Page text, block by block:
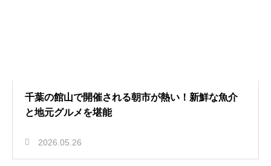
千葉の館山で開催される朝市が熱い！新鮮な魚介
と地元グルメを堪能
2026.05.26